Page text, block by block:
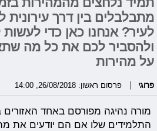
מתבלבלים בין דרך עירונית
לעיר? אנחנו כאן כדי
ולהסביר לכם את כל מה
על מהירות
פרוגי פרסום ראשון: 26/08/2018, 14:00
מורה נהיגה מפורסם באחד
התלמידים שלו אם הם יודעים את